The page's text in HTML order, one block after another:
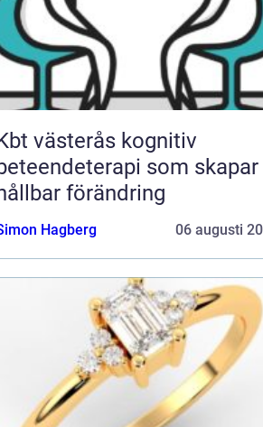
västerås kognitiv
som skapar
förändring
Hagberg 06 augusti